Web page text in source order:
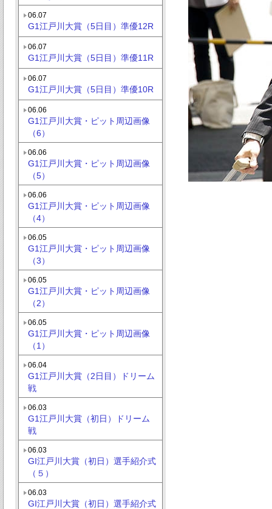
06.07
G1江戸川大賞（5日目）準優12R
06.07
G1江戸川大賞（5日目）準優11R
06.07
G1江戸川大賞（5日目）準優10R
06.06
G1江戸川大賞・ピット周辺画像
（6）
06.06
G1江戸川大賞・ピット周辺画像
（5）
06.06
G1江戸川大賞・ピット周辺画像
（4）
06.05
G1江戸川大賞・ピット周辺画像
（3）
06.05
G1江戸川大賞・ピット周辺画像
（2）
06.05
G1江戸川大賞・ピット周辺画像
（1）
06.04
G1江戸川大賞（2日目）ドリーム
戦
06.03
G1江戸川大賞（初日）ドリーム
戦
06.03
GI江戸川大賞（初日）選手紹介式
（５）
06.03
GI江戸川大賞（初日）選手紹介式